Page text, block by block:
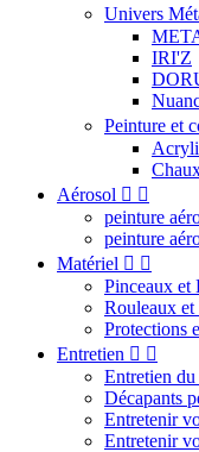
Univers
IRI'Z
Peinture et
Aérosol  
peinture
peinture
Matériel  
Pinceaux et
Rouleaux
Protections
Entretien  
Entretien
Décapants
Entretenir
Entretenir